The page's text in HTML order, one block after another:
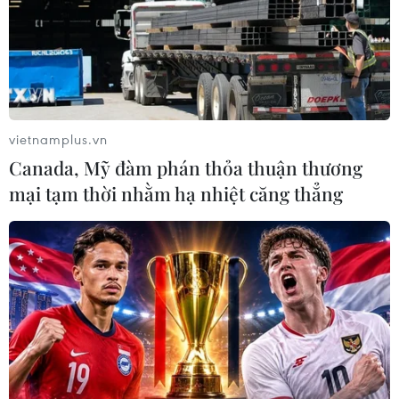
hưởng bởi COVID-19 là thành công lớn trong phòng
chống dịch bệnh và duy trì sản xuất kinh doanh.
Cần Thơ: Lúa Thu Đông thu hoạch thuận
lợi, giá thấp nhưng vẫn có lãi
vietnamplus.vn
Canada, Mỹ đàm phán thỏa thuận thương
mại tạm thời nhằm hạ nhiệt căng thẳng